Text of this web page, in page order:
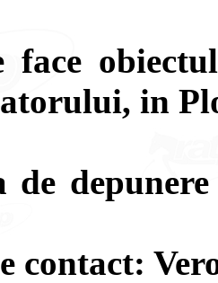
face
in
contact: